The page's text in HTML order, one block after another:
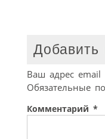
Добавить
Ваш адрес email
Обязательные
Комментарий *